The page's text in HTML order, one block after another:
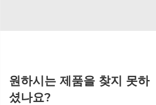
원하시는 제품을 찾지 못하
셨나요?